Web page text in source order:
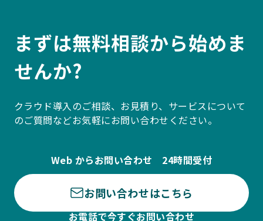
まずは無料相談から始めま
せんか?
クラウド導入のご相談、お見積り、サービスについて
のご質問などお気軽にお問い合わせください。
Web からお問い合わせ 24時間受付
お問い合わせはこちら
お電話で今すぐお問い合わせ